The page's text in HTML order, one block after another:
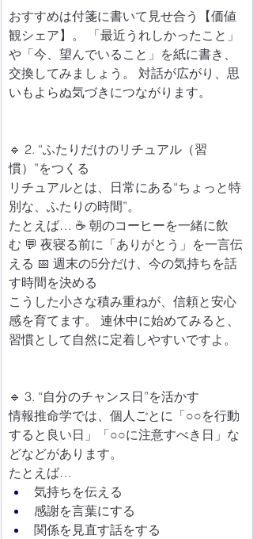
おすすめは付箋に書いて見せ合う【価値
観シェア】。 「最近うれしかったこと」
や「今、望んでいること」を紙に書き、
交換してみましょう。 対話が広がり、思
いもよらぬ気づきにつながります。
🔹 2. “ふたりだけのリチュアル（習
慣）”をつくる
リチュアルとは、日常にある“ちょっと特
別な、ふたりの時間”。
たとえば… ☕ 朝のコーヒーを一緒に飲
む 💬 夜寝る前に「ありがとう」を一言伝
える 📅 週末の5分だけ、今の気持ちを話
す時間を決める
こうした小さな積み重ねが、信頼と安心
感を育てます。 連休中に始めてみると、
習慣として自然に定着しやすいですよ。
🔹 3. “自分のチャンス日”を活かす
情報推命学では、個人ごとに「○○を行動
すると良い日」「○○に注意すべき日」な
どなどがあります。
たとえば…
気持ちを伝える
感謝を言葉にする
関係を見直す話をする